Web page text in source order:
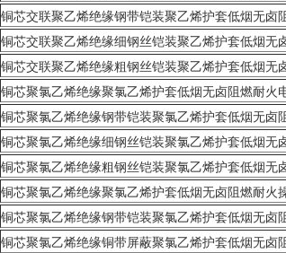
铜芯交联聚乙烯绝缘钢带铠装聚乙烯护套低烟无卤
铜芯交联聚乙烯绝缘细钢丝铠装聚乙烯护套低烟无
铜芯交联聚乙烯绝缘粗钢丝铠装聚乙烯护套低烟无
铜芯聚氯乙烯绝缘聚氯乙烯护套低烟无卤阻燃耐火
铜芯聚氯乙烯绝缘钢带铠装聚氯乙烯护套低烟无卤
铜芯聚氯乙烯绝缘细钢丝铠装聚氯乙烯护套低烟无
铜芯聚氯乙烯绝缘粗钢丝铠装聚氯乙烯护套低烟无
铜芯聚氯乙烯绝缘聚氯乙烯护套低烟无卤阻燃耐火
铜芯聚氯乙烯绝缘钢带铠装聚氯乙烯护套低烟无卤
铜芯聚氯乙烯绝缘铜带屏蔽聚氯乙烯护套低烟无卤